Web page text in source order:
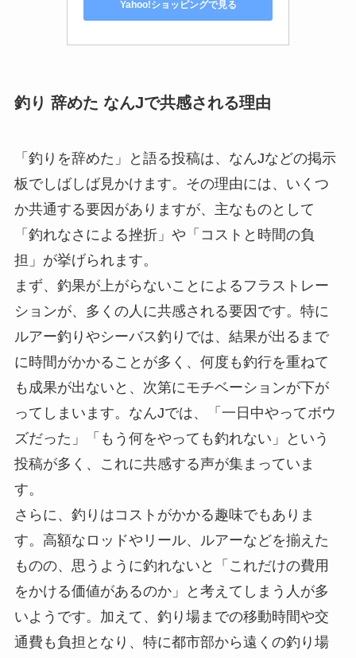
Yahoo!ショッピングで見る
釣り 辞めた なんJで共感される理由
「釣りを辞めた」と語る投稿は、なんJなどの掲示
板でしばしば見かけます。その理由には、いくつ
か共通する要因がありますが、主なものとして
「釣れなさによる挫折」や「コストと時間の負
担」が挙げられます。
まず、釣果が上がらないことによるフラストレー
ションが、多くの人に共感される要因です。特に
ルアー釣りやシーバス釣りでは、結果が出るまで
に時間がかかることが多く、何度も釣行を重ねて
も成果が出ないと、次第にモチベーションが下が
ってしまいます。なんJでは、「一日中やってボウ
ズだった」「もう何をやっても釣れない」という
投稿が多く、これに共感する声が集まっていま
す。
さらに、釣りはコストがかかる趣味でもありま
す。高額なロッドやリール、ルアーなどを揃えた
ものの、思うように釣れないと「これだけの費用
をかける価値があるのか」と考えてしまう人が多
いようです。加えて、釣り場までの移動時間や交
通費も負担となり、特に都市部から遠くの釣り場